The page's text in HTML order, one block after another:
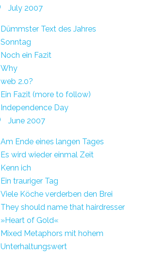
July 2007
Dümmster Text des Jahres
Sonntag
Noch ein Fazit
Why
web 2.0?
Ein Fazit (more to follow)
Independence Day
June 2007
Am Ende eines langen Tages
Es wird wieder einmal Zeit
Kenn ich
Ein trauriger Tag
Viele Köche verderben den Brei
They should name that hairdresser
»Heart of Gold«
Mixed Metaphors mit hohem
Unterhaltungswert